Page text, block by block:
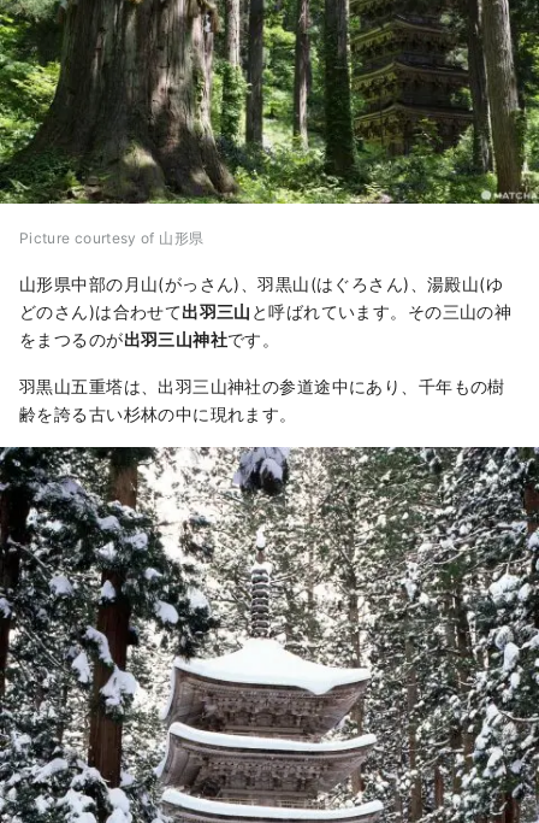
Picture courtesy of 山形県
山形県中部の月山(がっさん)、羽黒山(はぐろさん)、湯殿山(ゆ
どのさん)は合わせて出羽三山 と呼ばれています。その三山の神
をまつるのが出羽三山神社です。
羽黒山五重塔は、出羽三山神社の参道途中にあり、千年もの樹
齢を誇る古い杉林の中に現れます。